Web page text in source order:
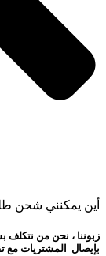
أين يمكنني شحن
ز بوننا ، نحن من نتكلف
بإيصال المشتريات مع